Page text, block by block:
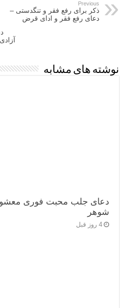
Previous
ذکر برای رفع فقر و تنگدستی –
دعای رفع فقر و ادای قرض
نوشته های مشابه
دعای جلب محبت فوری
شوهر
4 روز قبل